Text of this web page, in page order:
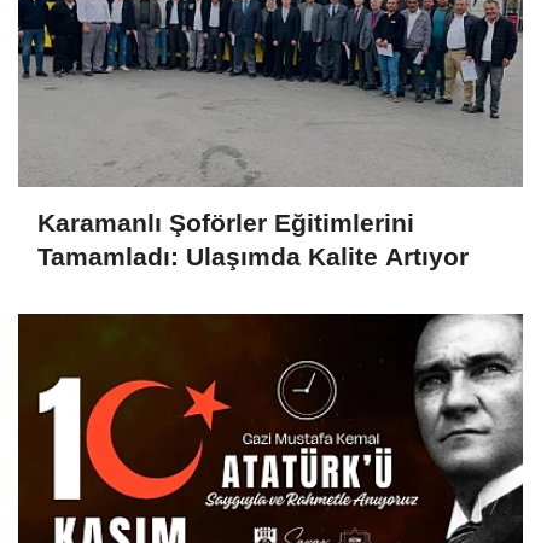
Karamanlı Şoförler Eğitimlerini
Tamamladı: Ulaşımda Kalite Artıyor